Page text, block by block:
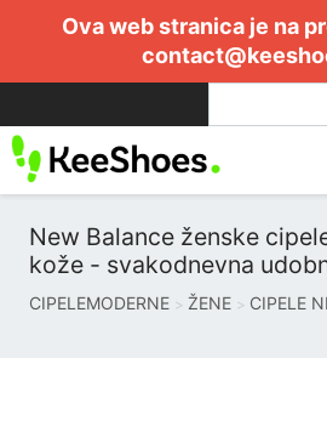
Ova web stranica je na
New Balance ženske
kože - svakodnevna
CIPELEMODERNE ŽENE CIPELE